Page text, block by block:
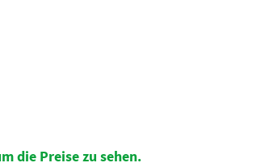
die Preise zu sehen.